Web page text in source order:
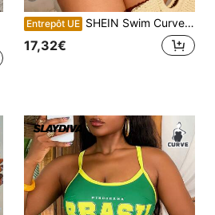
Entrepôt UE SHEIN Swim Curve 2 pièces Maillots de bain grande taille femme de couleur unie avec attaches drapées, ensemble de bikini style minimaliste à la mode pour les vacances
17,32€